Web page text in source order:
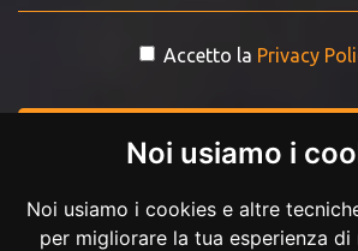
Noi usiamo i
Noi usiamo i cookies e altre
per migliorare la tua esperienza di
Accetto la Privacy
INVIA